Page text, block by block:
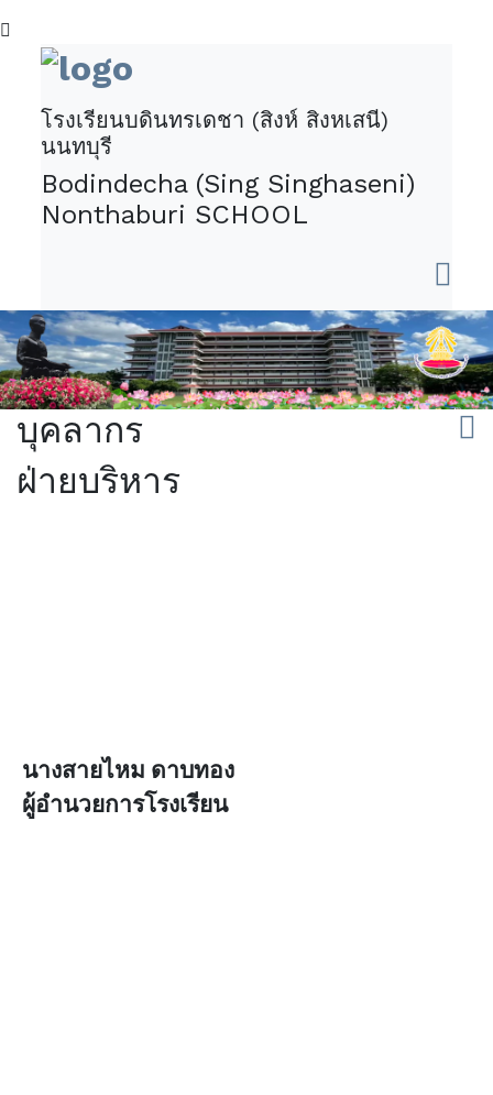
โรงเรียนบดินทรเดชา (สิงห์ สิงหเสนี)
นนทบุรี
Bodindecha (Sing Singhaseni)
Nonthaburi SCHOOL
บุคลากร
ฝ่ายบริหาร
นางสายไหม ดาบทอง
ผู้อำนวยการโรงเรียน